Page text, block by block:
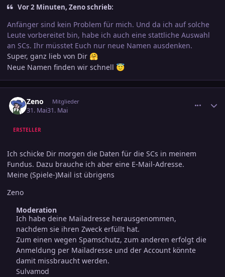
Vor 2 Minuten, Zeno schrieb:
Anfänger sind kein Problem für mich. Und da ich auf solche
Leute vorbereitet bin, habe ich auch eine stattliche Auswahl
an SCs. Ihr müsstet Euch nur neue Namen ausdenken.
Super, ganz lieb von Dir 🤗
Neue Namen finden wir schnell 😇
Zeno Mitglieder
31. Mai31. Mai
ERSTELLER
Ich schicke Dir morgen die Daten für die SCs in meinem
Fundus. Dazu brauche ich aber eine E-Mail-Adresse.
Meine (Spiele-)Mail ist übrigens
Zeno
Moderation
Ich habe deine Mailadresse herausgenommen,
nachdem sie ihren Zweck erfüllt hat.
Zum einen wegen Spamschutz, zum anderen erfolgt die
Anmeldung per Mailadresse und der Account könnte
damit missbraucht werden.
Sulvamod